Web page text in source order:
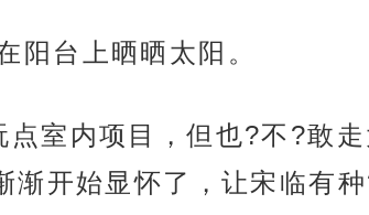
阳台上晒晒太阳。
室内项目，但也?不?敢
开始显怀了，让宋临有种